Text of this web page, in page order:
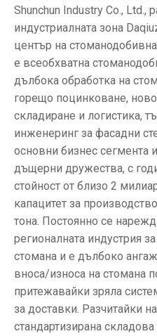
Shunchun Industry Co., Ltd.,
индустриалната зона
център на
е всеобхватна
дълбока обработка на
горещо поцинковане,
складиране и логистика,
инженеринг за фасадни
основни бизнес сегмента
дъщерни дружества, с
стойност от близо 2
капацитет за
тона. Постоянно се
регионалната индустрия
стомана и е дълбоко
вноса/износа на стомана
притежавайки зряла
за доставки. Разчитайки
стандартизирана